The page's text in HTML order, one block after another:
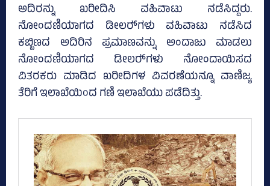
ಅದಿರನ್ನು ಖರೀದಿಸಿ ವಹಿವಾಟು ನಡೆಸಿದ್ದರು.
ನೋಂದಣಿಯಾಗದ ಡೀಲರ್‍‌ಗಳು ವಹಿವಾಟು ನಡೆಸಿದ
ಕಬ್ಬಿಣದ ಅದಿರಿನ ಪ್ರಮಾಣವನ್ನು ಅಂದಾಜು ಮಾಡಲು
ನೋಂದಣಿಯಾಗದ ಡೀಲರ್‍‌ಗಳು ನೋಂದಾಯಿಸದ
ವಿತರಕರು ಮಾಡಿದ ಖರೀದಿಗಳ ವಿವರಣೆಯನ್ನೂ ವಾಣಿಜ್ಯ
ತೆರಿಗೆ ಇಲಾಖೆಯಿಂದ ಗಣಿ ಇಲಾಖೆಯು ಪಡೆದಿತ್ತು.